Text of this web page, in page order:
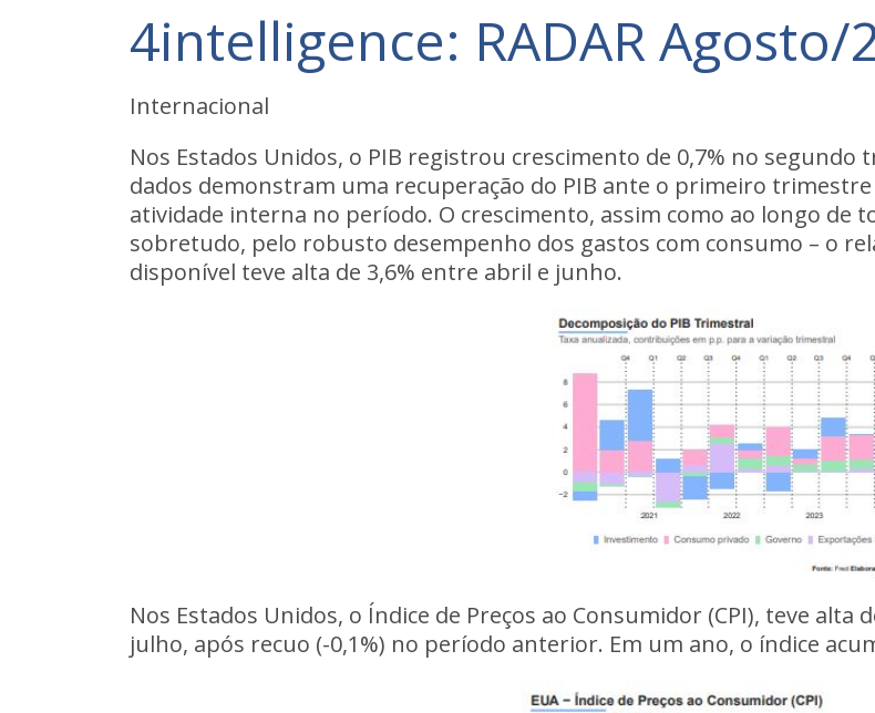
4intelligence: RADAR Agosto/
Internacional
Nos Estados Unidos, o PIB registrou crescimento de 0,7% no
dados demonstram uma recuperação do PIB ante o primeiro
atividade interna no período. O crescimento, assim como ao longo de
sobretudo, pelo robusto desempenho dos gastos com consumo – o
disponível teve alta de 3,6% entre abril e junho.
Nos Estados Unidos, o Índice de Preços ao Consumidor (CPI), teve alta
julho, após recuo (-0,1%) no período anterior. Em um ano, o índice